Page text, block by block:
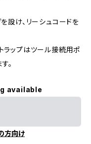
設け、リーシュコードを
ラップはツール接続用ポ
。
available
方向け